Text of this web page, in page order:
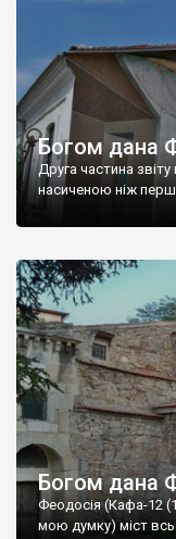
Богом дана
Друга частина
насиченою ніж
Богом дана
Феодосія (Кафа-12
мою думку) міст